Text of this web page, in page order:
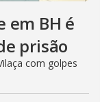
em BH é
prisão
com golpes